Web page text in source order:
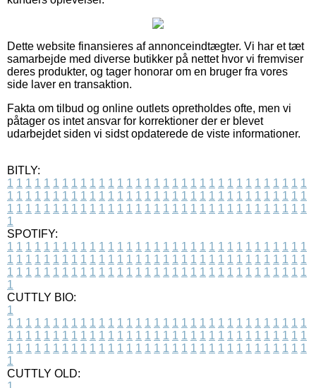
Dette website finansieres af annonceindtægter. Vi har et tæt
samarbejde med diverse butikker på nettet hvor vi fremviser
deres produkter, og tager honorar om en bruger fra vores
side laver en transaktion.
Fakta om tilbud og online outlets opretholdes ofte, men vi
påtager os intet ansvar for korrektioner der er blevet
udarbejdet siden vi sidst opdaterede de viste informationer.
BITLY:
1 1 1 1 1 1 1 1 1 1 1 1 1 1 1 1 1 1 1 1 1 1 1 1 1 1 1 1 1 1 1 1 1
1 1 1 1 1 1 1 1 1 1 1 1 1 1 1 1 1 1 1 1 1 1 1 1 1 1 1 1 1 1 1 1 1
1 1 1 1 1 1 1 1 1 1 1 1 1 1 1 1 1 1 1 1 1 1 1 1 1 1 1 1 1 1 1 1 1
1
SPOTIFY:
1 1 1 1 1 1 1 1 1 1 1 1 1 1 1 1 1 1 1 1 1 1 1 1 1 1 1 1 1 1 1 1 1
1 1 1 1 1 1 1 1 1 1 1 1 1 1 1 1 1 1 1 1 1 1 1 1 1 1 1 1 1 1 1 1 1
1 1 1 1 1 1 1 1 1 1 1 1 1 1 1 1 1 1 1 1 1 1 1 1 1 1 1 1 1 1 1 1 1
1
CUTTLY BIO:
1
1 1 1 1 1 1 1 1 1 1 1 1 1 1 1 1 1 1 1 1 1 1 1 1 1 1 1 1 1 1 1 1 1
1 1 1 1 1 1 1 1 1 1 1 1 1 1 1 1 1 1 1 1 1 1 1 1 1 1 1 1 1 1 1 1 1
1 1 1 1 1 1 1 1 1 1 1 1 1 1 1 1 1 1 1 1 1 1 1 1 1 1 1 1 1 1 1 1 1
1
CUTTLY OLD: